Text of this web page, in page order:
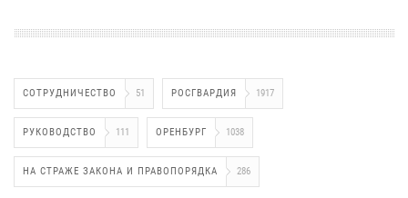
СОТРУДНИЧЕСТВО 51 РОСГВАРДИЯ 1917
РУКОВОДСТВО 111 ОРЕНБУРГ 1038
НА СТРАЖЕ ЗАКОНА И ПРАВОПОРЯДКА 286